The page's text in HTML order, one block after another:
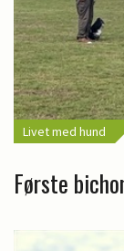
Livet med hund
Første